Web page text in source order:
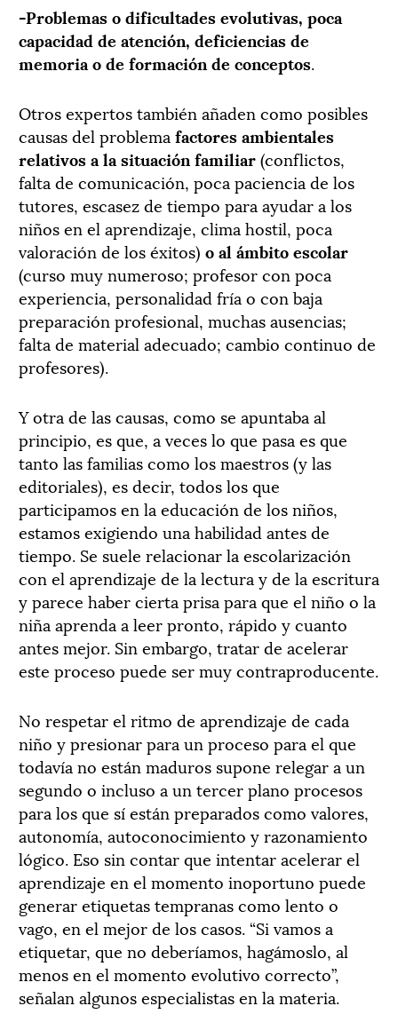
-Problemas o dificultades evolutivas, poca
capacidad de atención, deficiencias de
memoria o de formación de conceptos.
Otros expertos también añaden como posibles
causas del problema factores ambientales
relativos a la situación familiar(conflictos,
falta de comunicación, poca paciencia de los
tutores, escasez de tiempo para ayudar a los
niños en el aprendizaje, clima hostil, poca
valoración de los éxitos) o al ámbito escolar
(curso muy numeroso; profesor con poca
experiencia, personalidad fría o con baja
preparación profesional, muchas ausencias;
falta de material adecuado; cambio continuo de
profesores).
Y otra de las causas, como se apuntaba al
principio, es que, a veces lo que pasa es que
tanto las familias como los maestros (y las
editoriales), es decir, todos los que
participamos en la educación de los niños,
estamos exigiendo una habilidad antes de
tiempo. Se suele relacionar la escolarización
con el aprendizaje de la lectura y de la escritura
y parece haber cierta prisa para que el niño o la
niña aprenda a leer pronto, rápido y cuanto
antes mejor. Sin embargo, tratar de acelerar
este proceso puede ser muy contraproducente.
No respetar el ritmo de aprendizaje de cada
niño y presionar para un proceso para el que
todavía no están maduros supone relegar a un
segundo o incluso a un tercer plano procesos
para los que sí están preparados como valores,
autonomía, autoconocimiento y razonamiento
lógico. Eso sin contar que intentar acelerar el
aprendizaje en el momento inoportuno puede
generar etiquetas tempranas como lento o
vago, en el mejor de los casos. “Si vamos a
etiquetar, que no deberíamos, hagámoslo, al
menos en el momento evolutivo correcto”,
señalan algunos especialistas en la materia.